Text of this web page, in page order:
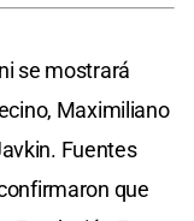
se mostrará
Maximiliano
Fuentes
que